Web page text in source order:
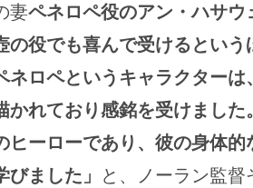
妻ペネロペ役のアン・ハサウ
の役でも喜んで受けるとい
ネロペというキャラクター
かれており感銘を受けまし
ヒーローであり、彼の身体
ました」 と、ノーラン監